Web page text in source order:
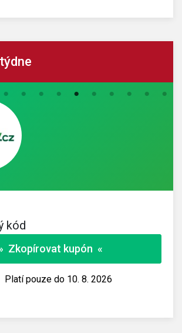
kód
Zkopírovat kupón «
Platí pouze do 10. 8. 2026